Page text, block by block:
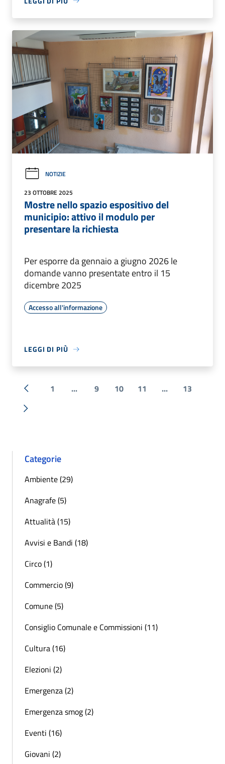
NOTIZIE
23 OTTOBRE 2025
Mostre nello spazio espositivo del
municipio: attivo il modulo per
presentare la richiesta
Per esporre da gennaio a giugno 2026 le
domande vanno presentate entro il 15
dicembre 2025
Accesso all'informazione
LEGGI DI PIÙ
« Precedente
1 ... 9 10 11 ... 13
Successiva »
Categorie
Ambiente (29)
Anagrafe (5)
Attualità (15)
Avvisi e Bandi (18)
Circo (1)
Commercio (9)
Comune (5)
Consiglio Comunale e Commissioni (11)
Cultura (16)
Elezioni (2)
Emergenza (2)
Emergenza smog (2)
Eventi (16)
Giovani (2)